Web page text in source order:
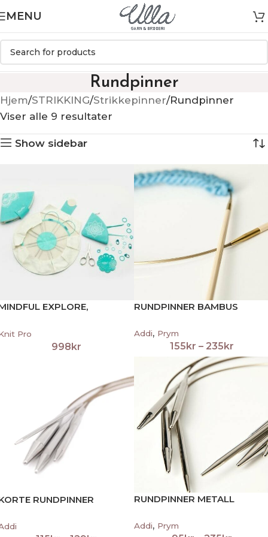
MENU
Rundpinner
Hjem STRIKKING Strikkepinner Rundpinner
Viser alle 9 resultater
Show sidebar
EXPLORE,
Pro
998kr
RUNDPINNER BAMBUS
Addi, Prym
155kr – 235kr
RUNDPINNER METALL
Addi, Prym
RUNDPINNER